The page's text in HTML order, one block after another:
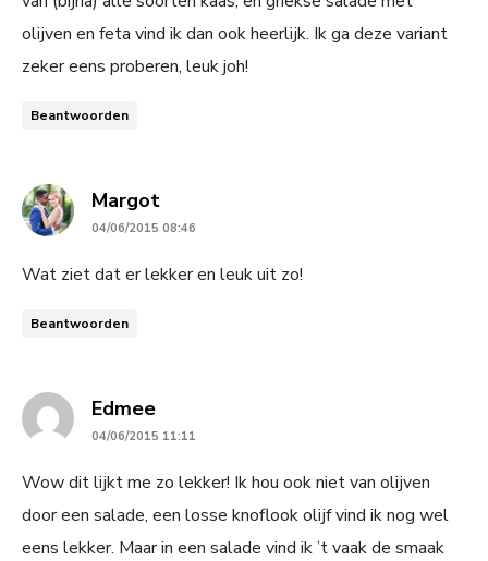
olijven en feta vind ik dan ook heerlijk. Ik ga deze variant
zeker eens proberen, leuk joh!
Beantwoorden
Margotsays:
04/06/2015 08:46
Wat ziet dat er lekker en leuk uit zo!
Beantwoorden
Edmeesays:
04/06/2015 11:11
Wow dit lijkt me zo lekker! Ik hou ook niet van olijven
door een salade, een losse knoflook olijf vind ik nog wel
eens lekker. Maar in een salade vind ik ’t vaak de smaak